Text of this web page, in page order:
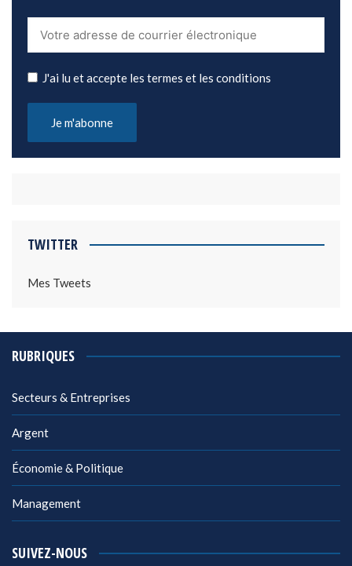
J'ai lu et accepte les termes et les conditions
TWITTER
Mes Tweets
RUBRIQUES
Secteurs & Entreprises
Argent
Économie & Politique
Management
SUIVEZ-NOUS